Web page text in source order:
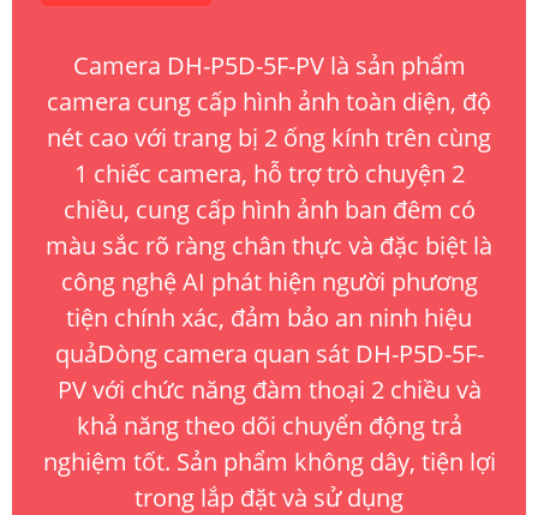
Camera DH-P5D-5F-PV là sản phẩm
camera cung cấp hình ảnh toàn diện, độ
nét cao với trang bị 2 ống kính trên cùng
1 chiếc camera, hỗ trợ trò chuyện 2
chiều, cung cấp hình ảnh ban đêm có
màu sắc rõ ràng chân thực và đặc biệt là
công nghệ AI phát hiện người phương
tiện chính xác, đảm bảo an ninh hiệu
quảDòng camera quan sát DH-P5D-5F-
PV với chức năng đàm thoại 2 chiều và
khả năng theo dõi chuyển động trả
nghiệm tốt. Sản phẩm không dây, tiện lợi
trong lắp đặt và sử dụng